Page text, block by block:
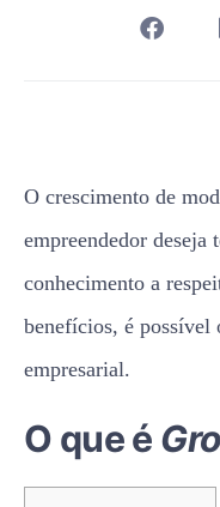
O crescimento de
empreendedor deseja
conhecimento a
benefícios, é possível
empresarial.
O que é